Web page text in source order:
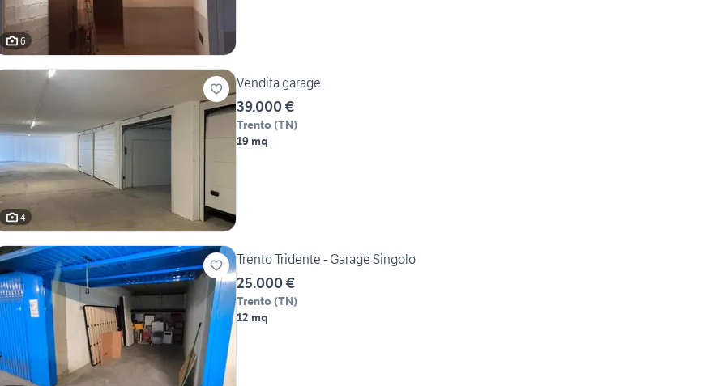
6
4
Vendita garage
39.000 €
Trento (TN)
19 mq
Trento Tridente - Garage Singolo
25.000 €
Trento (TN)
12 mq